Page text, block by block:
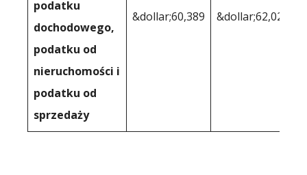
podatku
dochodowego,
podatku od
nieruchomości i
podatku od
sprzedaży
&dollar;60,389 &dollar;62,028